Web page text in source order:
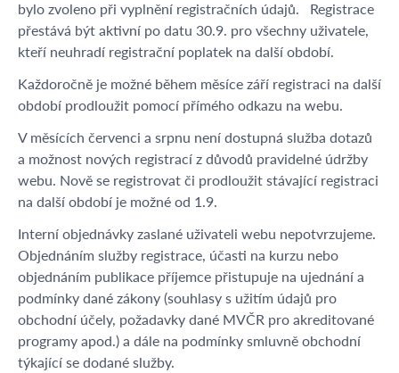
bylo zvoleno při vyplnění registračních údajů. Registrace
přestává být aktivní po datu 30.9. pro všechny uživatele,
kteří neuhradí registrační poplatek na další období.
Každoročně je možné během měsíce září registraci na další
období prodloužit pomocí přímého odkazu na webu.
V měsících červenci a srpnu není dostupná služba dotazů
a možnost nových registrací z důvodů pravidelné údržby
webu. Nově se registrovat či prodloužit stávající registraci
na další období je možné od 1.9.
Interní objednávky zaslané uživateli webu nepotvrzujeme.
Objednáním služby registrace, účasti na kurzu nebo
objednáním publikace příjemce přistupuje na ujednání a
podmínky dané zákony (souhlasy s užitím údajů pro
obchodní účely, požadavky dané MVČR pro akreditované
programy apod.) a dále na podmínky smluvně obchodní
týkající se dodané služby.